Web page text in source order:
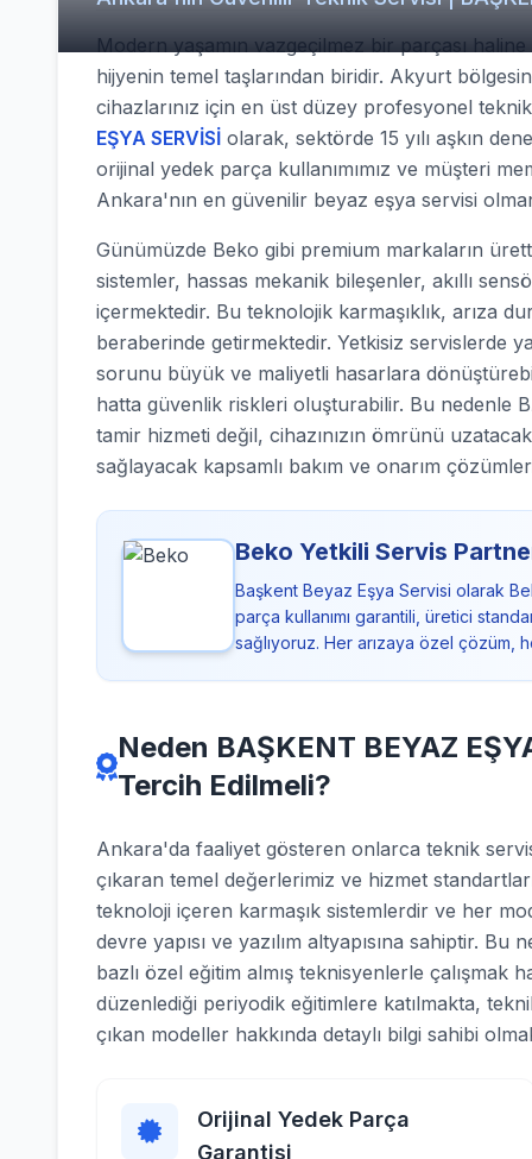
Modern yaşamın vazgeçilmez bir parçası
hijyenin temel taşlarından biridir. Akyurt
cihazlarınız için en üst düzey profesyonel
EŞYA SERVİSİ olarak, sektörde 15 yılı aşkın
orijinal yedek parça kullanımımız ve müşteri
Ankara'nın en güvenilir beyaz eşya servisi
Günümüzde Beko gibi premium markaların
sistemler, hassas mekanik bileşenler, akıllı
içermektedir. Bu teknolojik karmaşıklık, arıza
beraberinde getirmektedir. Yetkisiz servislerde
sorunu büyük ve maliyetli hasarlara
hatta güvenlik riskleri oluşturabilir. Bu nedenle
tamir hizmeti değil, cihazınızın ömrünü
sağlayacak kapsamlı bakım ve onarım
Beko Yetkili Servis
Başkent Beyaz Eşya Servisi olarak
parça kullanımı garantili, üretici
sağlıyoruz. Her arızaya özel çözüm,
Neden BAŞKENT BEYAZ
Tercih Edilmeli?
Ankara'da faaliyet gösteren onlarca teknik
çıkaran temel değerlerimiz ve hizmet
teknoloji içeren karmaşık sistemlerdir ve her
devre yapısı ve yazılım altyapısına sahiptir.
bazlı özel eğitim almış teknisyenlerle çalışmak
düzenlediği periyodik eğitimlere katılmakta,
çıkan modeller hakkında detaylı bilgi sahibi
Orijinal Yedek Parça
Garantisi